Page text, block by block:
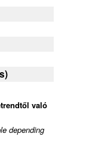
való
depending